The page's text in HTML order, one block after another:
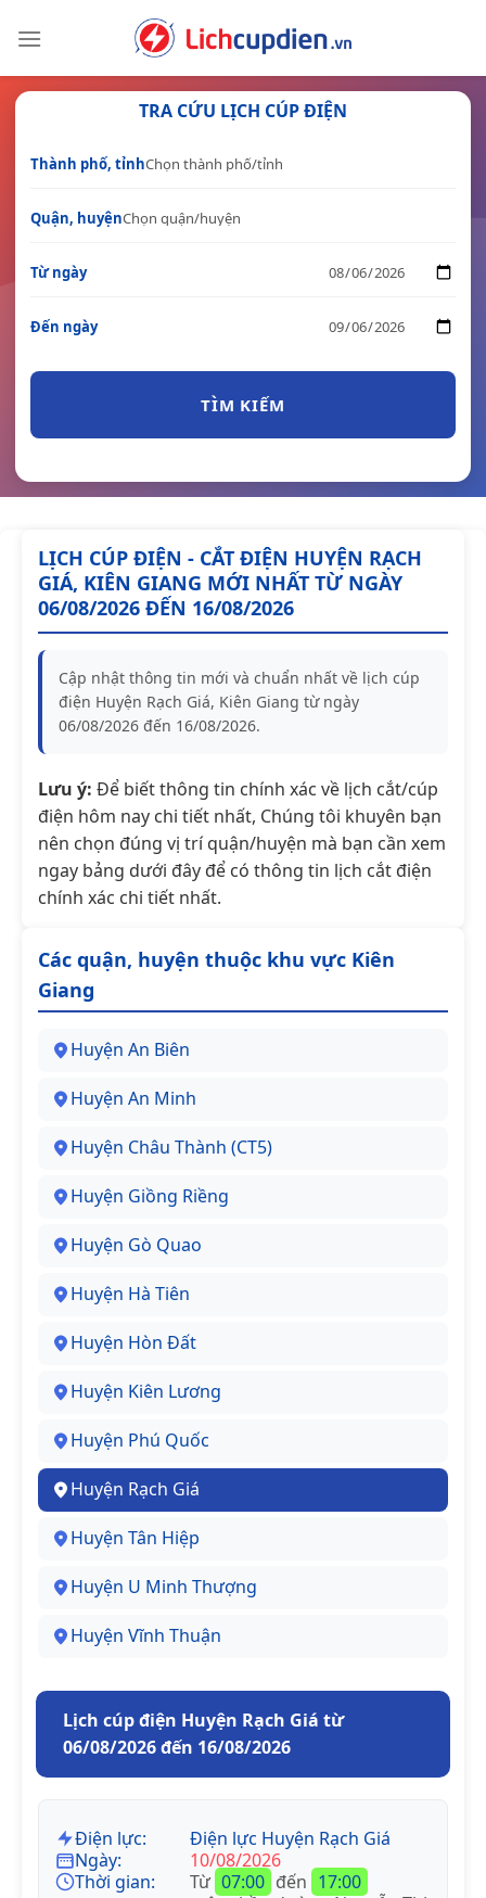
TRA CỨU LỊCH CÚP ĐIỆN
Thành phố, tỉnh
Quận, huyện
Từ ngày
Đến ngày
TÌM KIẾM
LỊCH CÚP ĐIỆN - CẮT ĐIỆN HUYỆN RẠCH
GIÁ, KIÊN GIANG MỚI NHẤT TỪ NGÀY
06/08/2026 ĐẾN 16/08/2026
Cập nhật thông tin mới và chuẩn nhất về lịch cúp
điện Huyện Rạch Giá, Kiên Giang từ ngày
06/08/2026 đến 16/08/2026.
Lưu ý: Để biết thông tin chính xác về lịch cắt/cúp
điện hôm nay chi tiết nhất, Chúng tôi khuyên bạn
nên chọn đúng vị trí quận/huyện mà bạn cần xem
ngay bảng dưới đây để có thông tin lịch cắt điện
chính xác chi tiết nhất.
Các quận, huyện thuộc khu vực Kiên
Giang
Huyện An Biên
Huyện An Minh
Huyện Châu Thành (CT5)
Huyện Giồng Riềng
Huyện Gò Quao
Huyện Hà Tiên
Huyện Hòn Đất
Huyện Kiên Lương
Huyện Phú Quốc
Huyện Rạch Giá
Huyện Tân Hiệp
Huyện U Minh Thượng
Huyện Vĩnh Thuận
Lịch cúp điện Huyện Rạch Giá từ
06/08/2026 đến 16/08/2026
Điện lực:
Điện lực Huyện Rạch Giá
Ngày:
10/08/2026
Thời gian:
Từ 07:00 đến 17:00